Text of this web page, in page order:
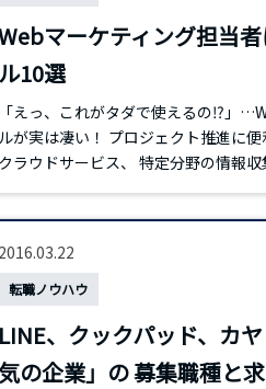
マーケティング担当
ル10選
「えっ、これがタダで使えるの⁉」
ルが実は凄い！ プロジェクト推進に
クラウドサービス、 特定分野の情報
2016.03.22
転職ノウハウ
LINE、クックパッド、カ
の企業」の 募集職種と